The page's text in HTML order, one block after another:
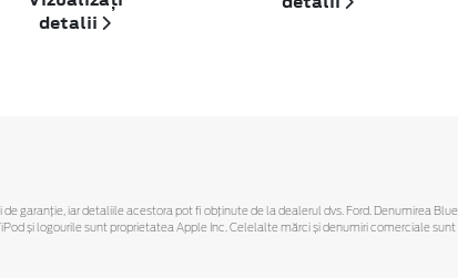
detalii
garanție, iar detaliile acestora pot fi obținute de la dealerul dvs. Ford. Denumirea
și logourile sunt proprietatea Apple Inc. Celelalte mărci și denumiri comerciale sunt